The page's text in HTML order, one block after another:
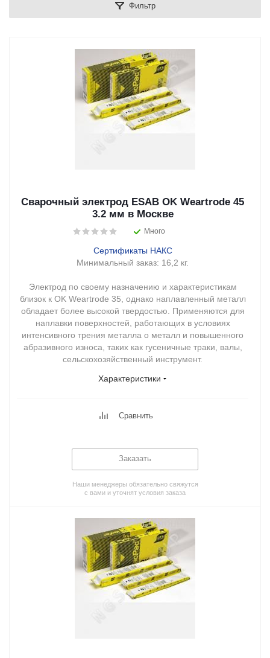
Фильтр
Сварочный электрод ESAB OK Weartrode 45
3.2 мм в Москве
Много
Сертификаты НАКС
Минимальный заказ: 16,2 кг.
Электрод по своему назначению и характеристикам
близок к OK Weartrode 35, однако наплавленный металл
обладает более высокой твердостью. Применяются для
наплавки поверхностей, работающих в условиях
интенсивного трения металла о металл и повышенного
абразивного износа, таких как гусеничные траки, валы,
сельскохозяйственный инструмент.
Характеристики
Сравнить
Заказать
Наши менеджеры обязательно свяжутся
с вами и уточнят условия заказа